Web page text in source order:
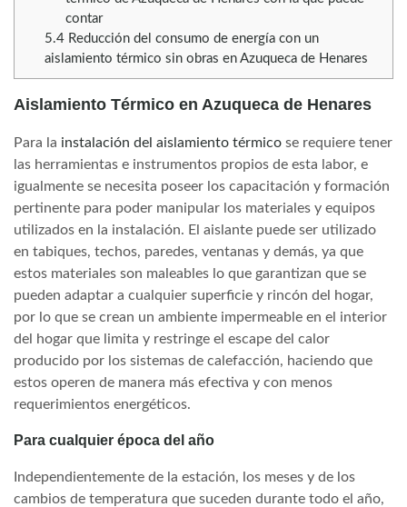
contar
5.4Reducción del consumo de energía con un
aislamiento térmico sin obras en Azuqueca de Henares
Aislamiento Térmico en Azuqueca de Henares
Para la instalación del aislamiento térmico se requiere tener
las herramientas e instrumentos propios de esta labor, e
igualmente se necesita poseer los capacitación y formación
pertinente para poder manipular los materiales y equipos
utilizados en la instalación. El aislante puede ser utilizado
en tabiques, techos, paredes, ventanas y demás, ya que
estos materiales son maleables lo que garantizan que se
pueden adaptar a cualquier superficie y rincón del hogar,
por lo que se crean un ambiente impermeable en el interior
del hogar que limita y restringe el escape del calor
producido por los sistemas de calefacción, haciendo que
estos operen de manera más efectiva y con menos
requerimientos energéticos.
Para cualquier época del año
Independientemente de la estación, los meses y de los
cambios de temperatura que suceden durante todo el año,